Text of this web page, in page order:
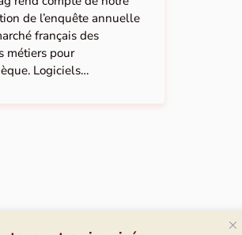
de l’enquête annuelle
français des
métiers pour
Logiciels…